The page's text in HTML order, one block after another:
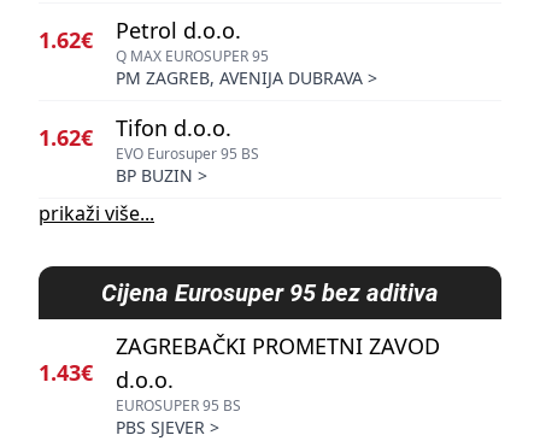
1.62€ Petrol d.o.o.
Q MAX EUROSUPER 95
PM ZAGREB, AVENIJA DUBRAVA >
1.62€ Tifon d.o.o.
EVO Eurosuper 95 BS
BP BUZIN >
prikaži više...
Cijena Eurosuper 95 bez aditiva
1.43€
ZAGREBAČKI PROMETNI ZAVOD
d.o.o.
EUROSUPER 95 BS
PBS SJEVER >